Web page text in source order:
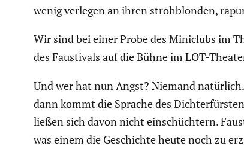
wenig verlegen an ihren stroh­blonden,
Wir sind bei einer Probe des Miniclubs im
des Fausti­vals auf die Bühne im LOT-
Und wer hat nun Angst? Niemand
dann kommt die Sprache des
ließen sich davon nicht einschüch­tern.
was einem die Geschichte heute noch zu